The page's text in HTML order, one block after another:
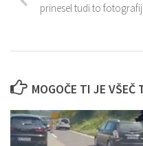
prinesel tudi to
MOGOČE TI JE VŠEČ